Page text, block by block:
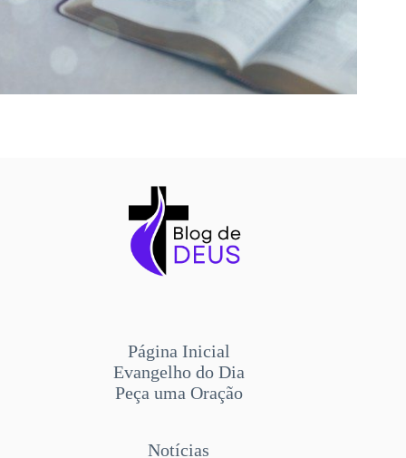
Página Inicial
Evangelho do Dia
Peça uma Oração
Notícias